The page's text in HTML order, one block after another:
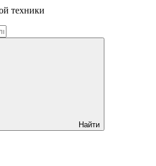
техники
Найти